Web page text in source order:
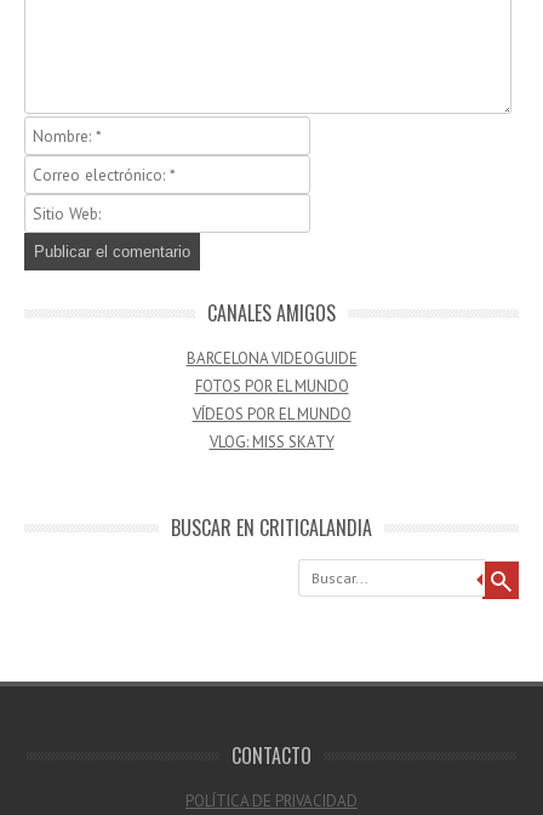
CANALES AMIGOS
BARCELONA VIDEOGUIDE
FOTOS POR EL MUNDO
VÍDEOS POR EL MUNDO
VLOG: MISS SKATY
BUSCAR EN CRITICALANDIA
Buscar
CONTACTO
POLÍTICA DE PRIVACIDAD